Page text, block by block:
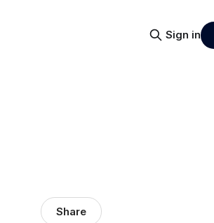
Sign in
Share